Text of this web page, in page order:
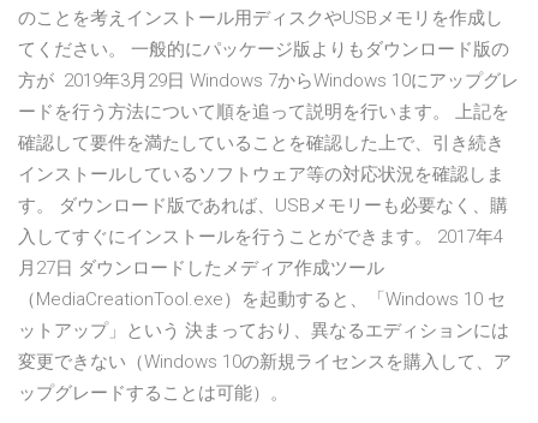
のことを考えインストール用ディスクやUSBメモリを作成し
てください。 一般的にパッケージ版よりもダウンロード版の
方が 2019年3月29日 Windows 7からWindows 10にアップグレ
ードを行う方法について順を追って説明を行います。 上記を
確認して要件を満たしていることを確認した上で、引き続き
インストールしているソフトウェア等の対応状況を確認しま
す。 ダウンロード版であれば、USBメモリーも必要なく、購
入してすぐにインストールを行うことができます。 2017年4
月27日 ダウンロードしたメディア作成ツール
（MediaCreationTool.exe）を起動すると、「Windows 10 セ
ットアップ」という 決まっており、異なるエディションには
変更できない（Windows 10の新規ライセンスを購入して、ア
ップグレードすることは可能）。